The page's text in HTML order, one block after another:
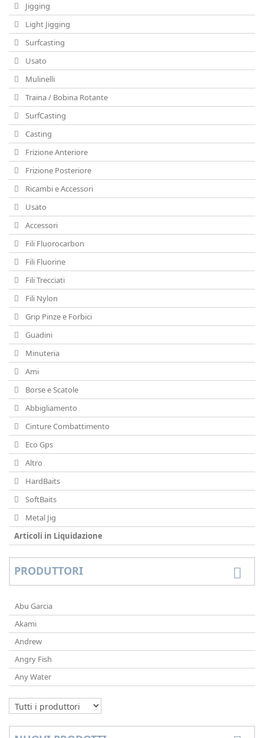
Jigging
Light Jigging
Surfcasting
Usato
Mulinelli
Traina / Bobina Rotante
SurfCasting
Casting
Frizione Anteriore
Frizione Posteriore
Ricambi e Accessori
Usato
Accessori
Fili Fluorocarbon
Fili Fluorine
Fili Trecciati
Fili Nylon
Grip Pinze e Forbici
Guadini
Minuteria
Ami
Borse e Scatole
Abbigliamento
Cinture Combattimento
Eco Gps
Altro
HardBaits
SoftBaits
Metal Jig
Articoli in Liquidazione
PRODUTTORI
Abu Garcia
Akami
Andrew
Angry Fish
Any Water